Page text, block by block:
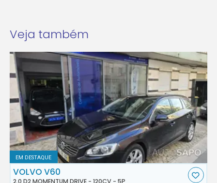
Veja também
EM DESTAQUE
VOLVO V60